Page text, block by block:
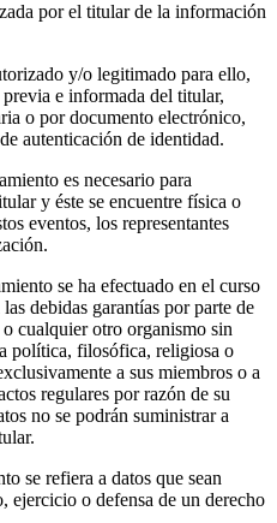
por el titular de la información
y/o legitimado para ello,
e informada del titular,
o por documento electrónico,
autenticación de identidad.
es necesario para
y éste se encuentre física o
eventos, los representantes
se ha efectuado en el curso
debidas garantías por parte de
cualquier otro organismo sin
política, filosófica, religiosa o
a sus miembros o a
regulares por razón de su
no se podrán suministrar a
se refiera a datos que sean
ejercicio o defensa de un derecho